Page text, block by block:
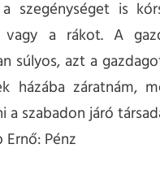
szegénységet is
a rákot. A
súlyos, azt a
házába záratnám,
szabadon járó
Ernő: Pénz